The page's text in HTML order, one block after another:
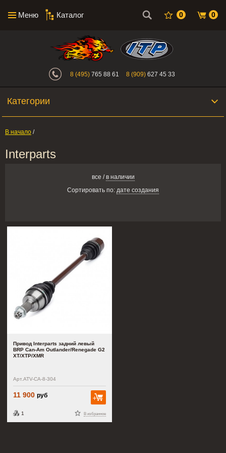
Меню Каталог 0 0
Интернет-магазин "Поросенок".
8 (495) 765 88 61 8 (909) 627 45 33
Категории
В начало /
Interparts
все /в наличии
Сортировать по: дате создания
Привод Interparts задний левый
BRP Can-Am Outlander/Renegade G2
XT/XTP/XMR
Арт.ATV-CA-8-304
11 900руб
В избранное
1